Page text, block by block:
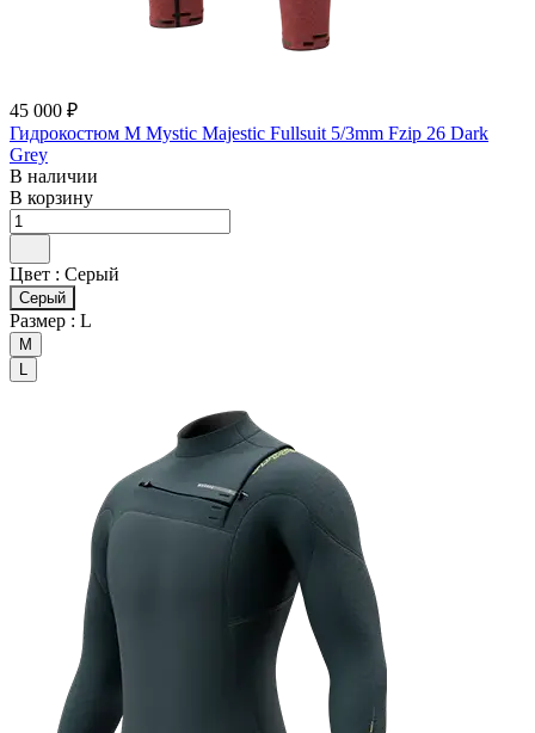
45 000 ₽
Гидрокостюм М Mystic Majestic Fullsuit 5/3mm Fzip 26 Dark
Grey
В наличии
В корзину
Цвет : Серый
Серый
Размер : L
M